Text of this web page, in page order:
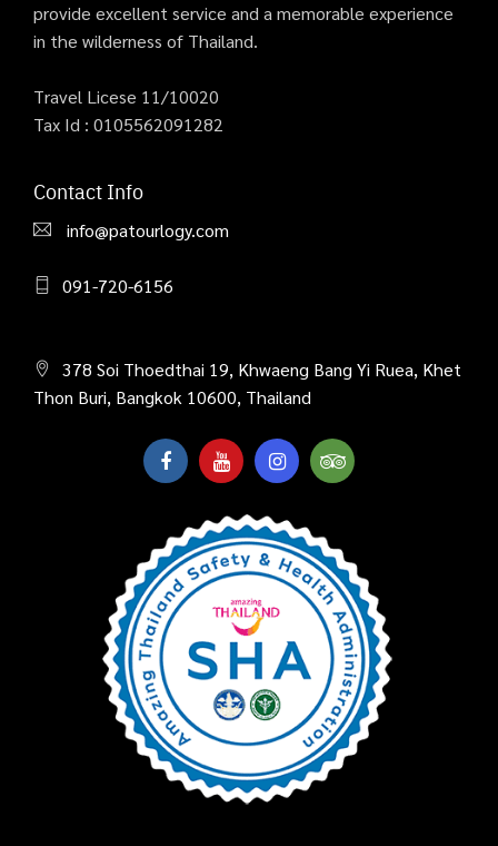
provide excellent service and a memorable experience
in the wilderness of Thailand.
Travel Licese 11/10020
Tax Id : 0105562091282
Contact Info
info@patourlogy.com
091-720-6156
378 Soi Thoedthai 19, Khwaeng Bang Yi Ruea, Khet
Thon Buri, Bangkok 10600, Thailand